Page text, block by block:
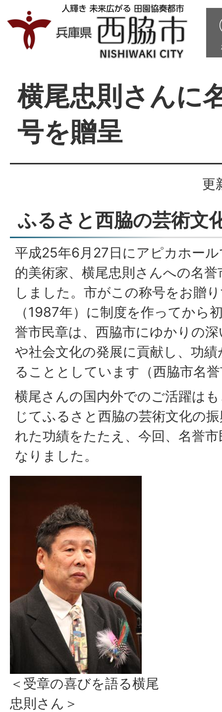
横尾忠則さんに
号を贈呈
更
ふるさと西脇の芸術文
平成25年6月27日にアピカホー
的美術家、横尾忠則さんへの名
しました。市がこの称号をお贈
（1987年）に制度を作ってから
誉市民章は、西脇市にゆかりの
や社会文化の発展に貢献し、功
ることとしています（西脇市名
横尾さんの国内外でのご活躍は
じてふるさと西脇の芸術文化の
れた功績をたたえ、今回、名誉
なりました。
＜受章の喜びを語る横尾
忠則さん＞